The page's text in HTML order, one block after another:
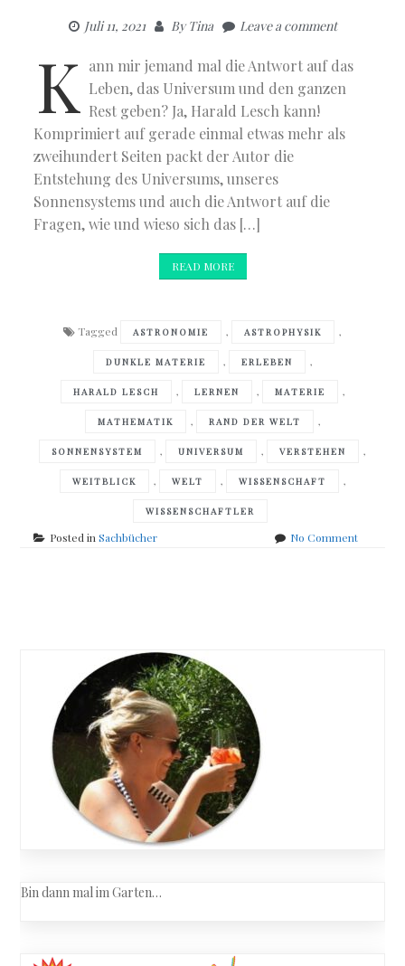
Juli 11, 2021 ByTina Leave a comment
K ann mir jemand mal die Antwort auf das
Leben, das Universum und den ganzen
Rest geben? Ja, Harald Lesch kann!
Komprimiert auf gerade einmal etwas mehr als
zweihundert Seiten packt der Autor die
Entstehung des Universums, unseres
Sonnensystems und auch die Antwort auf die
Fragen, wie und wieso sich das […]
READ MORE
Tagged ASTRONOMIE , ASTROPHYSIK ,
DUNKLE MATERIE , ERLEBEN ,
HARALD LESCH , LERNEN , MATERIE ,
MATHEMATIK , RAND DER WELT ,
SONNENSYSTEM , UNIVERSUM , VERSTEHEN ,
WEITBLICK , WELT , WISSENSCHAFT ,
WISSENSCHAFTLER
Posted inSachbücher No Commenton
navigation
Bin dann mal im Garten…